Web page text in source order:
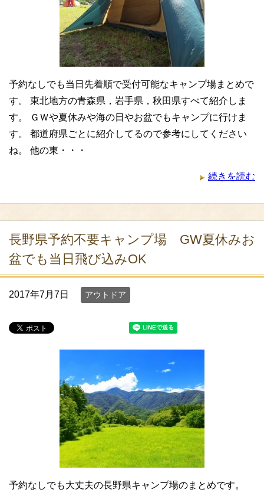
予約なしでも当日先着順で受付可能なキャンプ場まとめで
す。 東北地方の青森県，岩手県，秋田県すべて紹介しま
す。 ＧＷや夏休みや海の日やお盆でもキャンプに行けま
す。 都道府県ごとに紹介してるので参考にしてください
ね。 他の東・・・
続きを読む
長野県予約不要キャンプ場 GW夏休みお
盆でも当日飛び込みOK
2017年7月7日 アウトドア
予約なしでも大丈夫の長野県キャンプ場のまとめです。